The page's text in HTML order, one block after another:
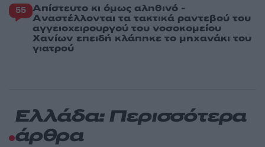
55 Απίστευτο κι όμως αληθινό -
Aναστέλλονται τα τακτικά ραντεβού του
αγγειοχειρουργού του νοσοκομείου
Χανίων επειδή κλάπηκε το μηχανάκι του
γιατρού
Ελλάδα: Περισσότερα
άρθρα